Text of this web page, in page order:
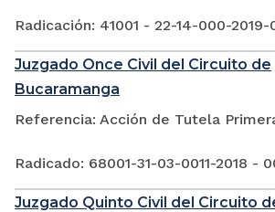
Radicación: 41001 - 22-14-000-
Juzgado Once Civil del Circuito de
Bucaramanga
Referencia: Acción de Tutela
Radicado: 68001-31-03-0011-2018 -
Juzgado Quinto Civil del Circuito